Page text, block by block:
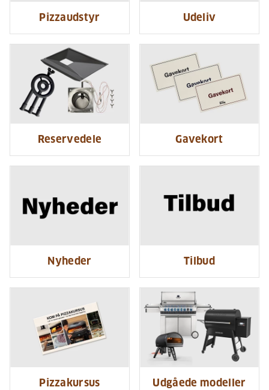
Pizzaudstyr Udeliv
Reservedele Gavekort
Nyheder Tilbud
Pizzakursus Udgåede modeller